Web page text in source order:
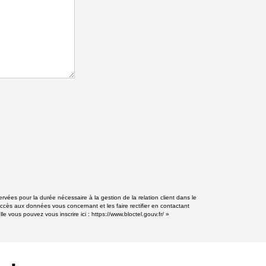
pour la durée nécessaire à la gestion de la relation client dans le
aux données vous concernant et les faire rectifier en contactant
vous pouvez vous inscrire ici : https://www.bloctel.gouv.fr/ »